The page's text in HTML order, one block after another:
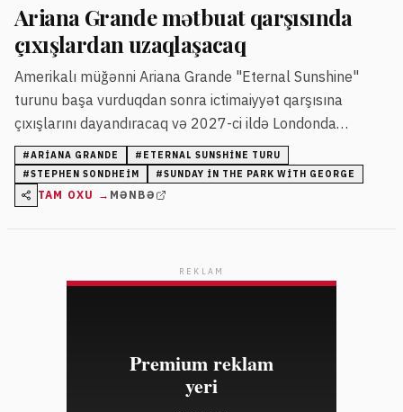
Ariana Grande mətbuat qarşısında
çıxışlardan uzaqlaşacaq
Amerikalı müğənni Ariana Grande "Eternal Sunshine"
turunu başa vurduqdan sonra ictimaiyyət qarşısına
çıxışlarını dayandıracaq və 2027-ci ildə Londonda
keçiriləcək yeni musiqili tamaşada iştirak etməyəcək.
Onun nümayişləri davamlı diqqət və tənqid obyektinə
çevrilib.
#ARIANA GRANDE # ETERNAL SUNSHINE TURU
#STEPHEN SONDHEIM #SUNDAY IN THE PARK WITH GEORGE
TAM OXU → MƏNBƏ
REKLAM